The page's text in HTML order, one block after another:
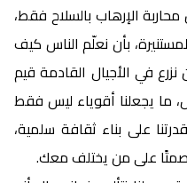
الإرهاب بالسلاح فقط،
بأن نعلّم الناس كيف
في الأجيال القادمة قيم
ما يجعلنا أقوياء ليس فقط
على بناء ثقافة سلمية،
صمتًا على من يختلف معك.